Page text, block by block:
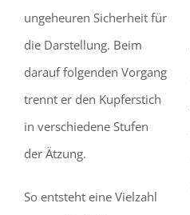
ungeheuren Sicherheit für
die Darstellung. Beim
darauf folgenden Vorgang
trennt er den Kupferstich
in verschiedene Stufen
der Ätzung.
So entsteht eine Vielzahl